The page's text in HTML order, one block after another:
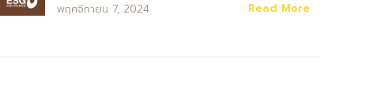
พฤศจิกายน 7, 2024 Read More